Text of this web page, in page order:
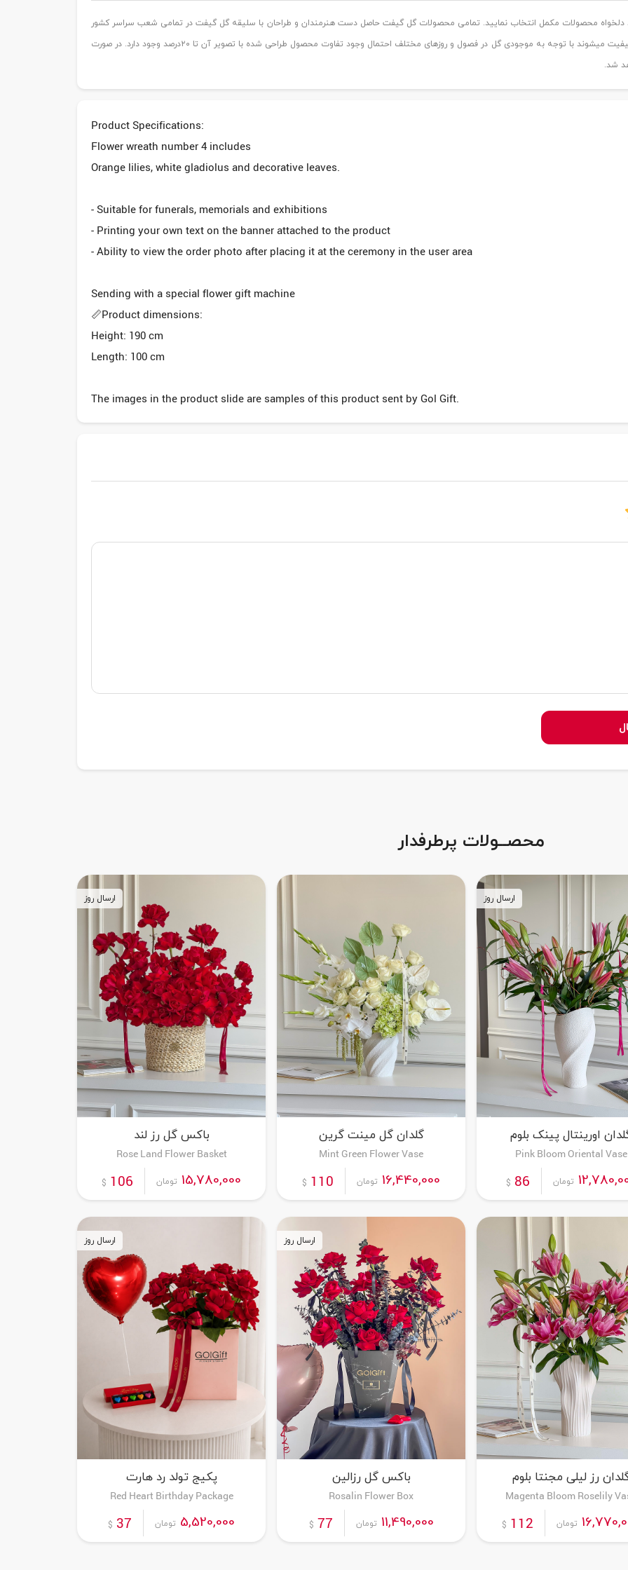
محصولات مکمل انتخاب نمایید. تمامی محصولات گل گیفت حاصل دست هنرمندان و طراحان با سلیقه گل گیفت در تمامی شعب سراسر کشور
و خارج بوده که طی چند مرحله از نظر چیدمان و تازگی کنترل کیفیت میشوند با توجه به موجودی گل در فصول و روزهای مختلف احتمال وجود تفاوت محصول طراحی شده با تصویر آن تا ۲۰درصد وجود دارد. در صورت
شد.
Product Specifications:
Flower wreath number 4 includes
Orange lilies, white gladiolus and decorative leaves.
- Suitable for funerals, memorials and exhibitions
- Printing your own text on the banner attached to the product
- Ability to view the order photo after placing it at the ceremony in the user area
Sending with a special flower gift machine
📏Product dimensions:
Height: 190 cm
Length: 100 cm
The images in the product slide are samples of this product sent by Gol Gift.
محصــولات پرطرفدار
اورینتال پینک بلوم
Pink Bloom Oriental Vase
تومان 86
$
ارسال روز
گلدان گل مینت گرین
Mint Green Flower Vase
16,440,000 تومان 110
$
باکس گل رز لند
Rose Land Flower Basket
15,780,000 تومان 106
$
ارسال روز
رز لیلی مجنتا بلوم
Magenta Bloom Roselily
تومان 112
$
باکس گل رزالین
Rosalin Flower Box
11,490,000 تومان 77
$
ارسال روز
پکیج تولد رد هارت
Red Heart Birthday Package
5,520,000 تومان 37
$
ارسال روز